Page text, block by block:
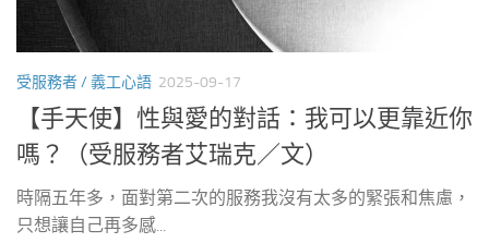
受服務者 / 義工心語 2025-09-17
【手天使】性與愛的對話：我可以更靠近你
嗎？（受服務者艾瑞克／文）
時隔五年多，面對第二次的服務我沒有太多的緊張和焦慮，
只想讓自己再多感...